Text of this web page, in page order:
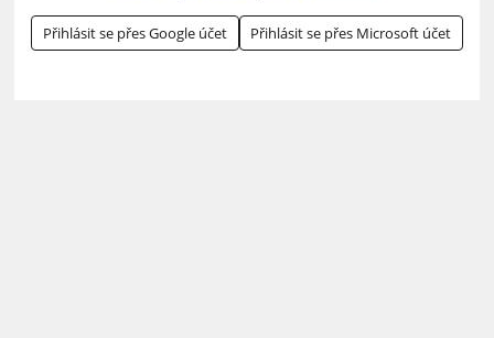
Přihlásit se přes Google účet Přihlásit se přes Microsoft účet